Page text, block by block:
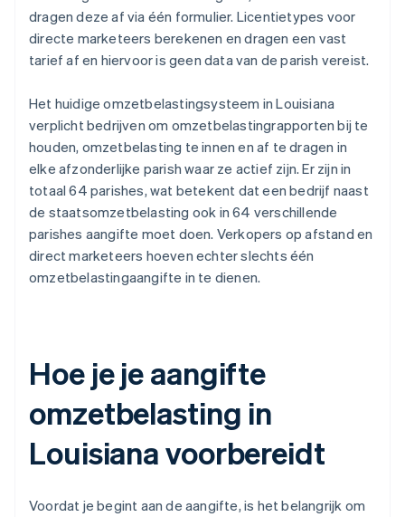
dragen deze af via één formulier. Licentietypes voor
directe marketeers berekenen en dragen een vast
tarief af en hiervoor is geen data van de parish vereist.
Het huidige omzetbelastingsysteem in Louisiana
verplicht bedrijven om omzetbelastingrapporten bij te
houden, omzetbelasting te innen en af te dragen in
elke afzonderlijke parish waar ze actief zijn. Er zijn in
totaal 64 parishes, wat betekent dat een bedrijf naast
de staatsomzetbelasting ook in 64 verschillende
parishes aangifte moet doen. Verkopers op afstand en
direct marketeers hoeven echter slechts één
omzetbelastingaangifte in te dienen.
Hoe je je aangifte
omzetbelasting in
Louisiana voorbereidt
Voordat je begint aan de aangifte, is het belangrijk om